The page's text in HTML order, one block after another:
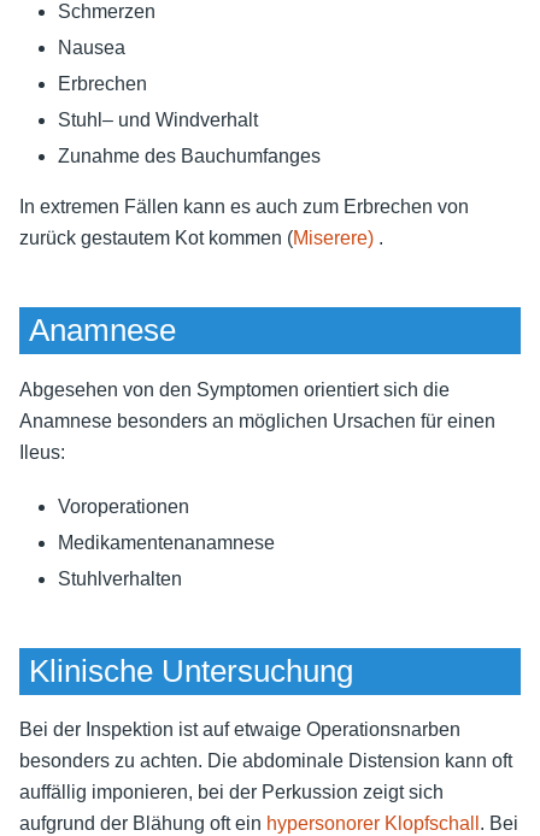
Schmerzen
Nausea
Erbrechen
Stuhl– und Windverhalt
Zunahme des Bauchumfanges
In extremen Fällen kann es auch zum Erbrechen von
zurück gestautem Kot kommen (Miserere) .
Anamnese
Abgesehen von den Symptomen orientiert sich die
Anamnese besonders an möglichen Ursachen für einen
Ileus:
Voroperationen
Medikamentenanamnese
Stuhlverhalten
Klinische Untersuchung
Bei der Inspektion ist auf etwaige Operationsnarben
besonders zu achten. Die abdominale Distension kann oft
auffällig imponieren, bei der Perkussion zeigt sich
aufgrund der Blähung oft ein hypersonorer Klopfschall . Bei